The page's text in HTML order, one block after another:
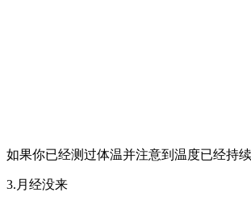
如果你已经测过体温并注意到温度已经持
3.月经没来